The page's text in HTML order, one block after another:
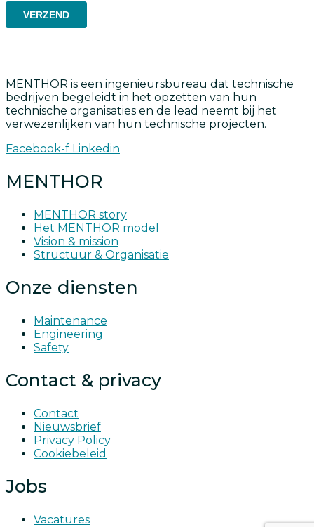
MENTHOR is een ingenieursbureau dat technische
bedrijven begeleidt in het opzetten van hun
technische organisaties en de lead neemt bij het
verwezenlijken van hun technische projecten.
Facebook-f Linkedin
MENTHOR
MENTHOR story
Het MENTHOR model
Vision & mission
Structuur & Organisatie
Onze diensten
Maintenance
Engineering
Safety
Contact & privacy
Contact
Nieuwsbrief
Privacy Policy
Cookiebeleid
Jobs
Vacatures